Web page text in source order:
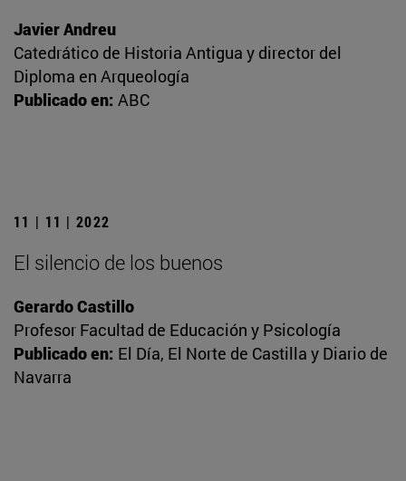
Javier Andreu
Catedrático de Historia Antigua y director del
Diploma en Arqueología
Publicado en: ABC
11 | 11 | 2022
El silencio de los buenos
Gerardo Castillo
Profesor Facultad de Educación y Psicología
Publicado en: El Día, El Norte de Castilla y Diario de
Navarra